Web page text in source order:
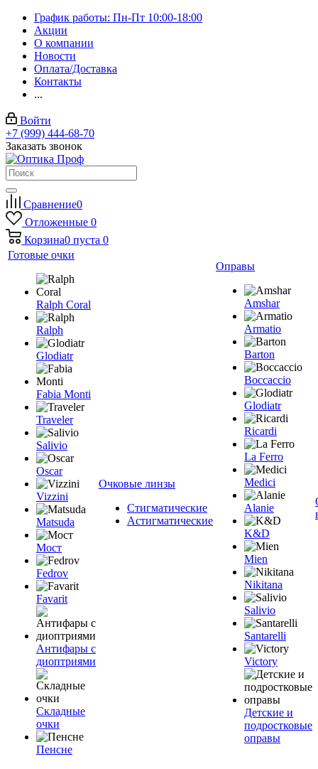
График работы: Пн-Пт 10:00-18:00
Акции
О компании
Новости
Оплата/Доставка
Контакты
...
Войти
+7 (999) 444-68-70
Заказать звонок
Сравнение0
Отложенные 0
Корзина0 пуста 0
Готовые очки
Ralph Coral
Ralph
Glodiatr
Fabia Monti
Traveler
Salivio
Oscar
Vizzini
Matsuda
Мост
Fedrov
Favarit
Антифары с
диоптриями
Складные
очки
Пенсне
Очковые линзы
Стигматические
Астигматические
Оправы
Amshar
Armatio
Barton
Boccaccio
Glodiatr
Ricardi
La Ferro
Medici
Alanie
K&D
Mien
Nikitana
Salivio
Santarelli
Victory
Детские и
подростковые
оправы